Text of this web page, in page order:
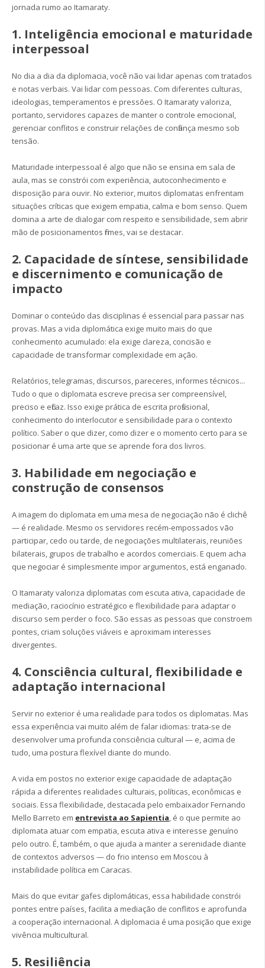
jornada rumo ao Itamaraty.
1. Inteligência emocional e maturidade
interpessoal
No dia a dia da diplomacia, você não vai lidar apenas com tratados
e notas verbais. Vai lidar com pessoas. Com diferentes culturas,
ideologias, temperamentos e pressões. O Itamaraty valoriza,
portanto, servidores capazes de manter o controle emocional,
gerenciar conflitos e construir relações de confiança mesmo sob
tensão.
Maturidade interpessoal é algo que não se ensina em sala de
aula, mas se constrói com experiência, autoconhecimento e
disposição para ouvir. No exterior, muitos diplomatas enfrentam
situações críticas que exigem empatia, calma e bom senso. Quem
domina a arte de dialogar com respeito e sensibilidade, sem abrir
mão de posicionamentos firmes, vai se destacar.
2. Capacidade de síntese, sensibilidade
e discernimento e comunicação de
impacto
Dominar o conteúdo das disciplinas é essencial para passar nas
provas. Mas a vida diplomática exige muito mais do que
conhecimento acumulado: ela exige clareza, concisão e
capacidade de transformar complexidade em ação.
Relatórios, telegramas, discursos, pareceres, informes técnicos...
Tudo o que o diplomata escreve precisa ser compreensível,
preciso e eficaz. Isso exige prática de escrita profissional,
conhecimento do interlocutor e sensibilidade para o contexto
político. Saber o que dizer, como dizer e o momento certo para se
posicionar é uma arte que se aprende fora dos livros.
3. Habilidade em negociação e
construção de consensos
A imagem do diplomata em uma mesa de negociação não é clichê
— é realidade. Mesmo os servidores recém-empossados vão
participar, cedo ou tarde, de negociações multilaterais, reuniões
bilaterais, grupos de trabalho e acordos comerciais. E quem acha
que negociar é simplesmente impor argumentos, está enganado.
O Itamaraty valoriza diplomatas com escuta ativa, capacidade de
mediação, raciocínio estratégico e flexibilidade para adaptar o
discurso sem perder o foco. São essas as pessoas que constroem
pontes, criam soluções viáveis e aproximam interesses
divergentes.
4. Consciência cultural, flexibilidade e
adaptação internacional
Servir no exterior é uma realidade para todos os diplomatas. Mas
essa experiência vai muito além de falar idiomas: trata-se de
desenvolver uma profunda consciência cultural — e, acima de
tudo, uma postura flexível diante do mundo.
A vida em postos no exterior exige capacidade de adaptação
rápida a diferentes realidades culturais, políticas, econômicas e
sociais. Essa flexibilidade, destacada pelo embaixador Fernando
Mello Barreto em entrevista ao Sapientia, é o que permite ao
diplomata atuar com empatia, escuta ativa e interesse genuíno
pelo outro. É, também, o que ajuda a manter a serenidade diante
de contextos adversos — do frio intenso em Moscou à
instabilidade política em Caracas.
Mais do que evitar gafes diplomáticas, essa habilidade constrói
pontes entre países, facilita a mediação de conflitos e aprofunda
a cooperação internacional. A diplomacia é uma posição que exige
vivência multicultural.
5. Resiliência